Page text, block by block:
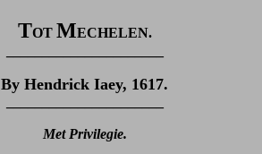
TOT MECHELEN.
By Hendrick Iaey, 1617.
Met Privilegie.